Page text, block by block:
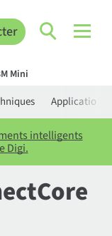
Mini
Applications
intelligents
Digi.